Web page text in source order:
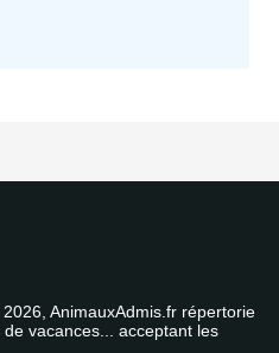
AnimauxAdmis.fr répertorie
vacances... acceptant les